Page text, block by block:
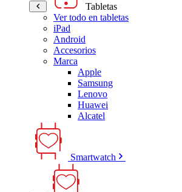
Tabletas
Ver todo en tabletas
iPad
Android
Accesorios
Marca
Apple
Samsung
Lenovo
Huawei
Alcatel
Smartwatch